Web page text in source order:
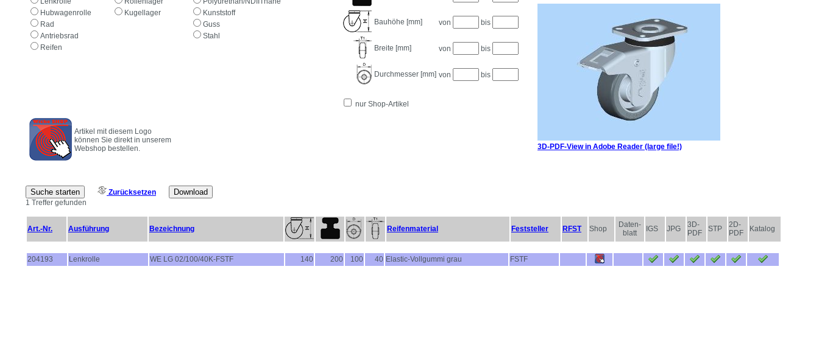
Hubwagenrolle
Rad
Antriebsrad
Reifen
Kugellager
Kunststoff
Guss
Stahl
Bauhöhe [mm] von bis
Breite [mm] von bis
Durchmesser [mm] von bis
nur Shop-Artikel
3D-PDF-View in Adobe Reader (large file!)
Artikel mit diesem Logo
können Sie direkt in unserem
Webshop bestellen.
Zurücksetzen
1 Treffer gefunden
Art.-Nr. Ausführung Bezeichnung Reifenmaterial Feststeller RFST Shop
Daten-
blatt
IGS JPG
3D-
PDF
STP
2D-
PDF
Katalog
204193 Lenkrolle WE LG 02/100/40K-FSTF 140 200 100 40 Elastic-Vollgummi grau FSTF